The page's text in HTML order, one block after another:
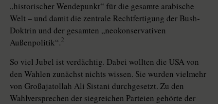
„historischer Wendepunkt“ für die gesamte arabische
Welt – und damit die zentrale Rechtfertigung der Bush-
Doktrin und der gesamten „neokonservativen
Außenpolitik“.2
So viel Jubel ist verdächtig. Dabei wollten die USA von
den Wahlen zunächst nichts wissen. Sie wurden vielmehr
von Großajatollah Ali Sistani durchgesetzt. Zu den
Wahlversprechen der siegreichen Parteien gehörte der